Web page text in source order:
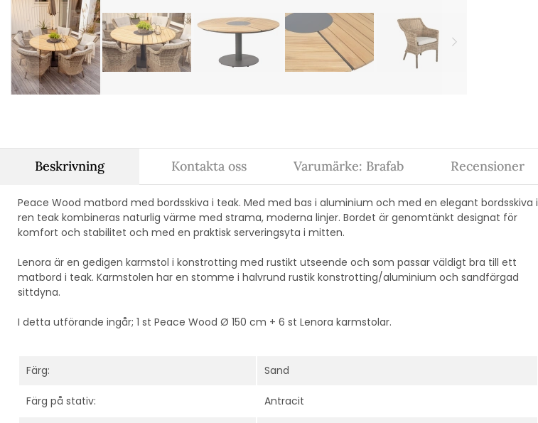
Beskrivning
Peace Wood matbord med bordsskiva i teak. Med med bas i aluminium och med en elegant bordsskiva i
ren teak kombineras naturlig värme med strama, moderna linjer. Bordet är genomtänkt designat för
komfort och stabilitet och med en praktisk serveringsyta i mitten.
Lenora är en gedigen karmstol i konstrotting med rustikt utseende och som passar väldigt bra till ett
matbord i teak. Karmstolen har en stomme i halvrund rustik konstrotting/aluminium och sandfärgad
sittdyna.
I detta utförande ingår; 1 st Peace Wood Ø 150 cm + 6 st Lenora karmstolar.
Färg: Sand
Färg på stativ: Antracit
Kontakta oss Varumärke: Brafab Recensioner